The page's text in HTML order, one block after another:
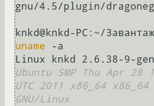
gnu/4.5/plugin/
uname -a
Linux knkd 2.6.38-9-
Ubuntu SMP Thu Apr 28
UTC 2011 x86_64 x86_64
GNU/Linux